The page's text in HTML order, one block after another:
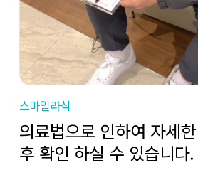
스마일라식
의료법으로 인하여 자세
후 확인 하실 수 있습니다.